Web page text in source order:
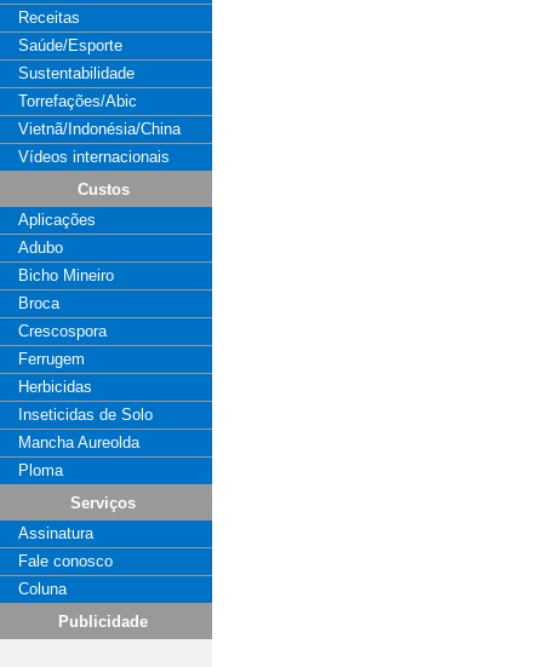
Receitas
Saúde/Esporte
Sustentabilidade
Torrefações/Abic
Vietnã/Indonésia/China
Vídeos internacionais
Custos
Aplicações
Adubo
Bicho Mineiro
Broca
Crescospora
Ferrugem
Herbicidas
Inseticidas de Solo
Mancha Aureolda
Ploma
Serviços
Assinatura
Fale conosco
Coluna
Publicidade